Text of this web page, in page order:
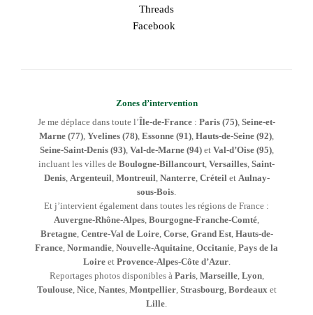
Threads
Facebook
Zones d’intervention
Je me déplace dans toute l’Île-de-France : Paris (75) Seine-et-
Marne (77) Yvelines (78) Essonne (91) Hauts-de-Seine (92)
Seine-Saint-Denis (93), Val-de-Marne (94)et Val-d’Oise (95),
incluant les villes de Boulogne-Billancourt Versailles Saint-
Denis, Argenteuil Montreuil Nanterre, Créteil et Aulnay-
sous-Bois
Et j’intervient également dans toutes les régions de France :
Auvergne-Rhône-Alpes Bourgogne-Franche-Comté
Bretagne, Centre-Val de Loire, Corse, Grand Est, Hauts-de-
France Normandie Nouvelle-Aquitaine Occitanie Pays de la
Loireet Provence-Alpes-Côte d’Azur.
Reportages photos disponibles à Paris, Marseille, Lyon,
Toulouse, Nice, Nantes, Montpellier, Strasbourg Bordeaux et
Lille